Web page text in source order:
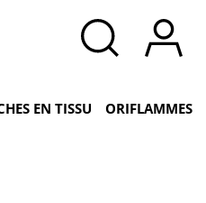
EN TISSU ORIFLAMMES